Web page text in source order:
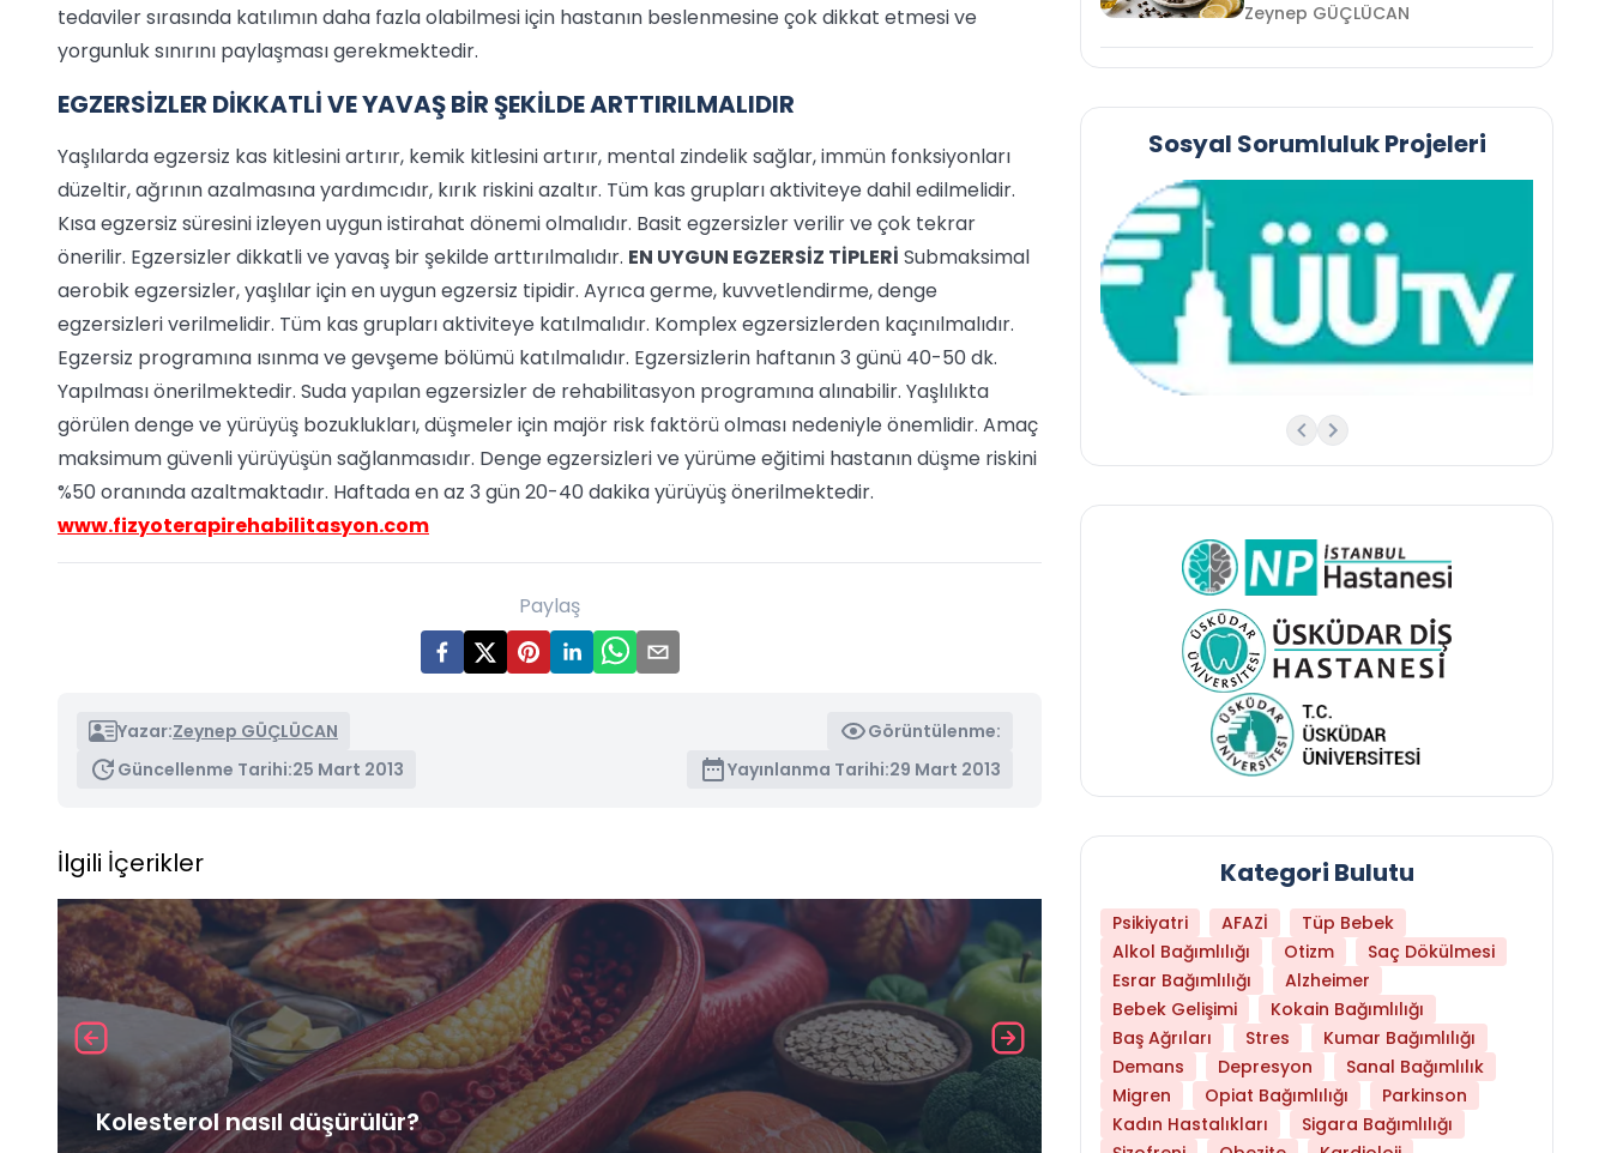
tedaviler sırasında katılımın daha fazla olabilmesi için hastanın beslenmesine çok dikkat etmesi ve
yorgunluk sınırını paylaşması gerekmektedir.
EGZERSİZLER DİKKATLİ VE YAVAŞ BİR ŞEKİLDE ARTTIRILMALIDIR
Yaşlılarda egzersiz kas kitlesini artırır, kemik kitlesini artırır, mental zindelik sağlar, immün fonksiyonları
düzeltir, ağrının azalmasına yardımcıdır, kırık riskini azaltır. Tüm kas grupları aktiviteye dahil edilmelidir.
Kısa egzersiz süresini izleyen uygun istirahat dönemi olmalıdır. Basit egzersizler verilir ve çok tekrar
önerilir. Egzersizler dikkatli ve yavaş bir şekilde arttırılmalıdır. EN UYGUN EGZERSİZ TİPLERİ Submaksimal
aerobik egzersizler, yaşlılar için en uygun egzersiz tipidir. Ayrıca germe, kuvvetlendirme, denge
egzersizleri verilmelidir. Tüm kas grupları aktiviteye katılmalıdır. Komplex egzersizlerden kaçınılmalıdır.
Egzersiz programına ısınma ve gevşeme bölümü katılmalıdır. Egzersizlerin haftanın 3 günü 40-50 dk.
Yapılması önerilmektedir. Suda yapılan egzersizler de rehabilitasyon programına alınabilir. Yaşlılıkta
görülen denge ve yürüyüş bozuklukları, düşmeler için majör risk faktörü olması nedeniyle önemlidir. Amaç
maksimum güvenli yürüyüşün sağlanmasıdır. Denge egzersizleri ve yürüme eğitimi hastanın düşme riskini
%50 oranında azaltmaktadır. Haftada en az 3 gün 20-40 dakika yürüyüş önerilmektedir.
www.fizyoterapirehabilitasyon.com
Paylaş
Yazar:Zeynep GÜÇLÜCAN
Görüntülenme:
Güncellenme Tarihi:25 Mart 2013 Yayınlanma Tarihi:29 Mart 2013
İlgili İçerikler
Kolesterol nasıl düşürülür? Daha Az Protein Tüketmek Yaşlanmayı
Zeynep GÜÇLÜCAN
Sosyal Sorumluluk Projeleri
Kategori Bulutu
Psikiyatri AFAZİ
Tüp Bebek
Alkol Bağımlılığı
Otizm
Saç Dökülmesi
Esrar Bağımlılığı
Alzheimer
Bebek Gelişimi
Kokain Bağımlılığı
Baş Ağrıları
Stres
Kumar Bağımlılığı
Demans
Depresyon
Sanal Bağımlılık
Migren
Opiat Bağımlılığı
Parkinson
Kadın Hastalıkları
Sigara Bağımlılığı